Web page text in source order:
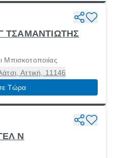
ΤΣΑΜΑΝΤΙΩΤΗΣ
Μπισκοτοποιίας
Αττική, 11146
Τώρα
Ν